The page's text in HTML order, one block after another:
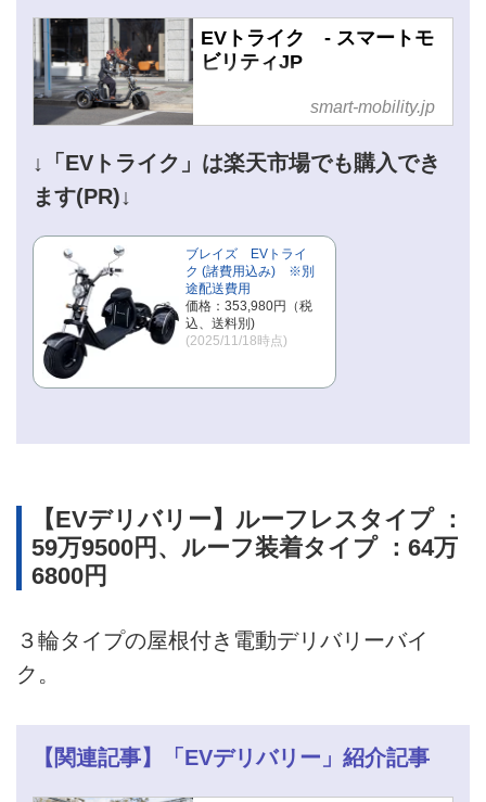
EVトライク - スマートモ
ビリティJP
smart-mobility.jp
↓「EVトライク」は楽天市場でも購入でき
ます(PR)↓
ブレイズ EVトライ
ク (諸費用込み) ※別
途配送費用
価格：353,980円（税
込、送料別)
(2025/11/18時点)
【EVデリバリー】ルーフレスタイプ ：
59万9500円、ルーフ装着タイプ ：64万
6800円
３輪タイプの屋根付き電動デリバリーバイ
ク。
【関連記事】「EVデリバリー」紹介記事